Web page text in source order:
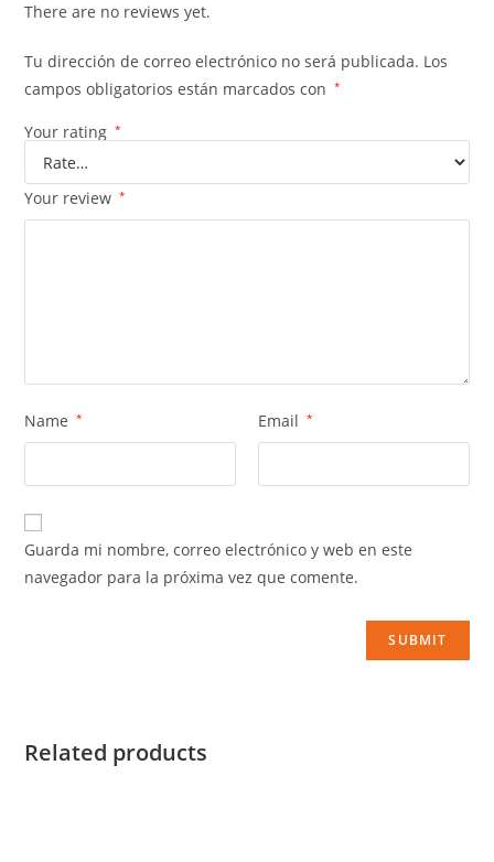
There are no reviews yet.
Tu dirección de correo electrónico no será publicada. Los
campos obligatorios están marcados con
*
Your rating *
Your review *
Name * Email *
Guarda mi nombre, correo electrónico y web en este
navegador para la próxima vez que comente.
Related products